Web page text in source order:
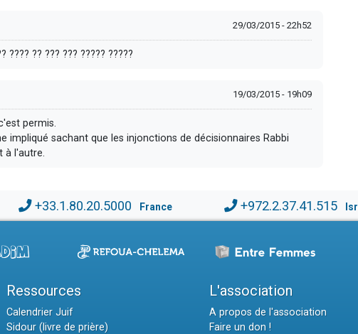
29/03/2015 - 22h52
???? ?? ??? ??? ????? ?????
19/03/2015 - 19h09
permis.
impliqué sachant que les injonctions de décisionnaires Rabbi
à l'autre.
+33.1.80.20.5000 France +972.2.37.41.515
Ressources
Calendrier Juif
Sidour (livre de prière)
L'association
A propos de l'association
Faire un don !